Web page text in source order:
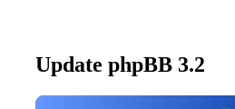
Update phpBB 3.2